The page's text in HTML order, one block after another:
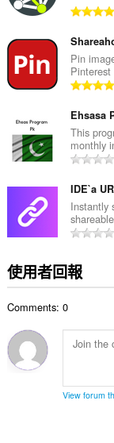
Pin
Ehsasa
This
monthly
IDE`a
Instantly
使用者回報
Comments: 0
View forum